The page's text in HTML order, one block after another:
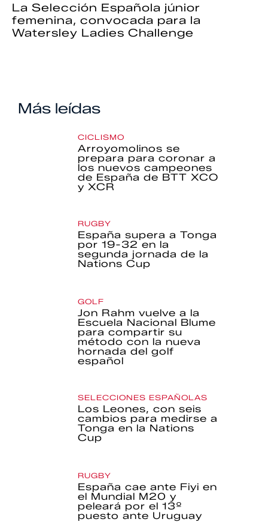
La Selección Española júnior
femenina, convocada para la
Watersley Ladies Challenge
Más leídas
CICLISMO
Arroyomolinos se
prepara para coronar a
los nuevos campeones
de España de BTT XCO
y XCR
RUGBY
España supera a Tonga
por 19-32 en la
segunda jornada de la
Nations Cup
GOLF
Jon Rahm vuelve a la
Escuela Nacional Blume
para compartir su
método con la nueva
hornada del golf
español
SELECCIONES ESPAÑOLAS
Los Leones, con seis
cambios para medirse a
Tonga en la Nations
Cup
RUGBY
España cae ante Fiyi en
el Mundial M20 y
peleará por el 13º
puesto ante Uruguay